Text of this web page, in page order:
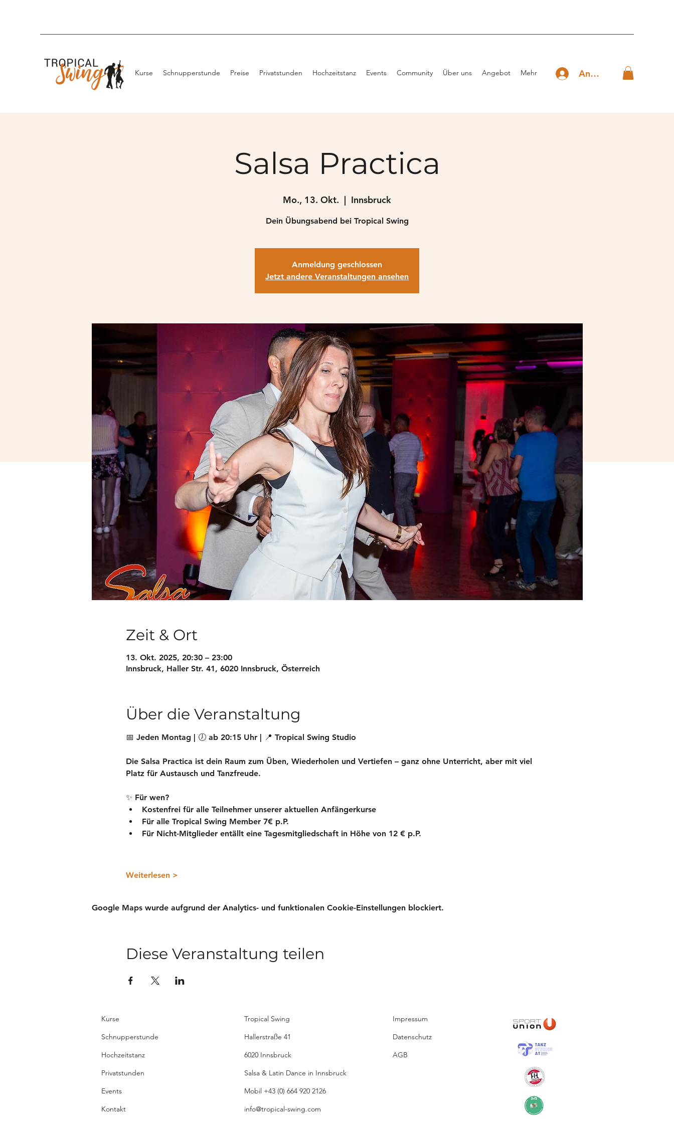
Kurse Schnupperstunde Preise Privatstunden Hochzeitstanz Events Community Über uns Angebot Mehr Anmelden
Salsa Practica
Mo., 13. Okt.
  |
Innsbruck
Dein Übungsabend bei Tropical Swing
Anmeldung geschlossen
Jetzt andere Veranstaltungen ansehen
Zeit & Ort
13. Okt. 2025, 20:30 – 23:00
Innsbruck, Haller Str. 41, 6020 Innsbruck, Österreich
Über die Veranstaltung
📅 Jeden Montag | 🕖 ab 20:15 Uhr | 📍 Tropical Swing Studio
Die Salsa Practica ist dein Raum zum Üben, Wiederholen und Vertiefen – ganz ohne Unterricht, aber mit viel
Platz für Austausch und Tanzfreude.
✨ Für wen?
Kostenfrei für alle Teilnehmer unserer aktuellen Anfängerkurse
Für alle Tropical Swing Member 7€ p.P.
Für Nicht-Mitglieder entällt eine Tagesmitgliedschaft in Höhe von 12 € p.P.
Weiterlesen >
Google Maps wurde aufgrund der Analytics- und funktionalen Cookie-Einstellungen blockiert.
Diese Veranstaltung teilen
Kurse
Schnupperstunde
Hochzeitstanz
Privatstunden
Events
Kontakt
Tropical Swing
Hallerstraße 41
6020 Innsbruck
Salsa & Latin Dance in Innsbruck
Mobil +43 (0) 664 920 2126
info@tropical-swing.com
Impressum
Datenschutz
AGB